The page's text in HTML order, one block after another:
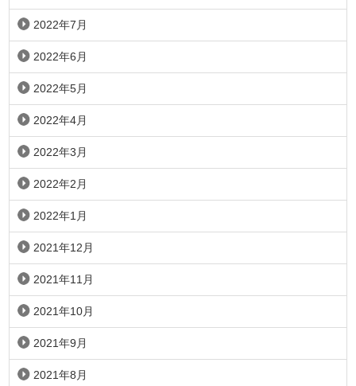
2022年7月
2022年6月
2022年5月
2022年4月
2022年3月
2022年2月
2022年1月
2021年12月
2021年11月
2021年10月
2021年9月
2021年8月